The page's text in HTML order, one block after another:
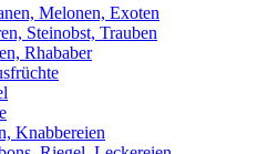
Melonen, Exoten
Steinobst, Trauben
Rhababer
Knabbereien